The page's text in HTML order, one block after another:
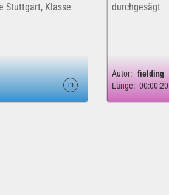
Stuttgart, Klasse
m
durchgesägt
Autor: fielding
Länge: 00:00:20